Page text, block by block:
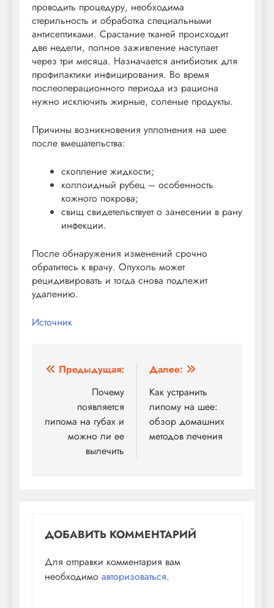
проводить процедуру, необходима
стерильность и обработка специальными
антисептиками. Срастание тканей происходит
две недели, полное заживление наступает
через три месяца. Назначается антибиотик для
профилактики инфицирования. Во время
послеоперационного периода из рациона
нужно исключить жирные, соленые продукты.
Причины возникновения уплотнения на шее
после вмешательства:
скопление жидкости;
коллоидный рубец – особенность
кожного покрова;
свищ свидетельствует о занесении в рану
инфекции.
После обнаружения изменений срочно
обратитесь к врачу. Опухоль может
рецидивировать и тогда снова подлежит
удалению.
Источник
Навигация
записям
Предыдущая:
Почему
появляется
липома на губах и
можно ли ее
вылечить
Далее:
Как устранить
липому на шее:
обзор домашних
методов лечения
ДОБАВИТЬ КОММЕНТАРИЙ
Для отправки комментария вам
необходимо авторизоваться.